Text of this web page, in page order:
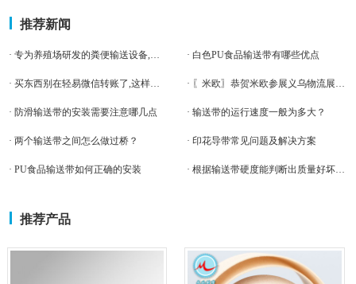
推荐新闻
· 专为养殖场研发的粪便输送设备,见过吗? · 白色PU食品输送带有哪些优点
· 买东西别在轻易微信转账了,这样的骗子你见过吗？ · 〖米欧〗恭贺米欧参展义乌物流展圆满落幕,
· 防滑输送带的安装需要注意哪几点 · 输送带的运行速度一般为多大？
· 两个输送带之间怎么做过桥？ · 印花导带常见问题及解决方案
· PU食品输送带如何正确的安装 · 根据输送带硬度能判断出质量好坏吗？
推荐产品